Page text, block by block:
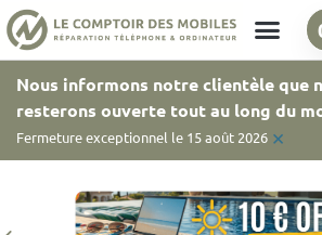
Nous informons notre clientèle que
resterons ouverte tout au long du
Fermeture exceptionnel le 15 août 2026 ×